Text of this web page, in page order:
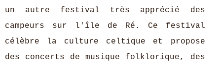
un autre festival très apprécié des
campeurs sur l'île de Ré. Ce festival
célèbre la culture celtique et propose
des concerts de musique folklorique, des